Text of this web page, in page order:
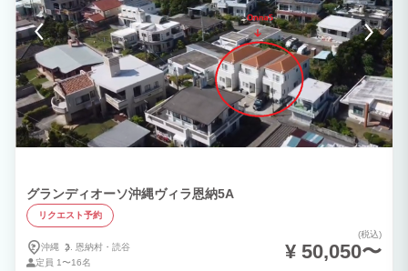
グランディオーソ沖縄ヴィラ恩納5A
リクエスト予約
沖縄 恩納村・ 読谷
定員 1〜16名
(税込)
¥ 50,050〜